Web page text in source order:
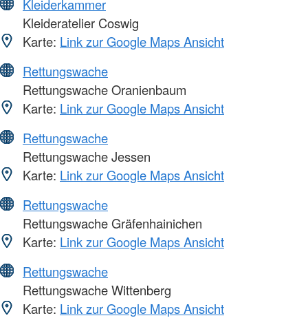
Kleiderkammer
Kleideratelier Coswig
Karte: Link zur Google Maps Ansicht
Rettungswache
Rettungswache Oranienbaum
Karte: Link zur Google Maps Ansicht
Rettungswache
Rettungswache Jessen
Karte: Link zur Google Maps Ansicht
Rettungswache
Rettungswache Gräfenhainichen
Karte: Link zur Google Maps Ansicht
Rettungswache
Rettungswache Wittenberg
Karte: Link zur Google Maps Ansicht